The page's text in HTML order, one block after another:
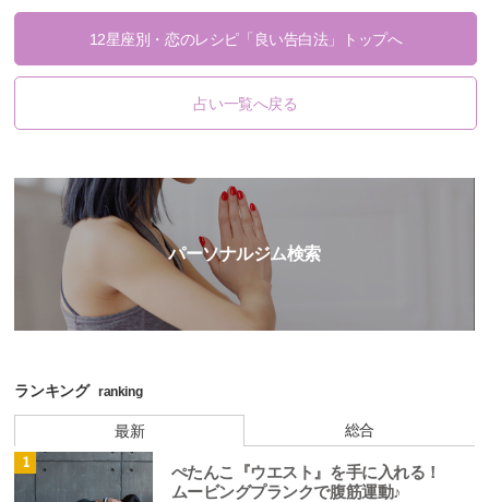
12星座別・恋のレシピ「良い告白法」トップへ
占い一覧へ戻る
パーソナルジム検索
ランキング ranking
最新 総合
1
ぺたんこ『ウエスト』を手に入れる！
ムービングプランクで腹筋運動♪